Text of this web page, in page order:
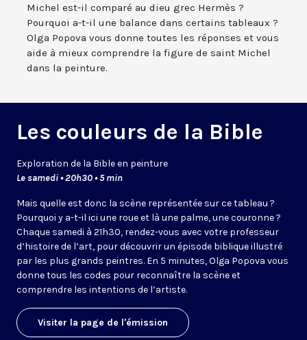
Michel est-il comparé au dieu grec Hermès ?
Pourquoi a-t-il une balance dans certains tableaux ?
Olga Popova vous donne toutes les réponses et vous
aide à mieux comprendre la figure de saint Michel
dans la peinture.
Les couleurs de la Bible
Exploration de la Bible en peinture
Le samedi • 20h30 • 5 min
Mais quelle est donc la scène représentée sur ce tableau ?
Pourquoi y a-t-il ici une roue et là une palme, une couronne ?
Chaque samedi à 21h30, rendez-vous avec votre professeur
d’histoire de l’art, pour découvrir un épisode biblique illustré
par les plus grands peintres. En 5 minutes, Olga Popova vous
donne tous les codes pour reconnaître la scène et
comprendre les intentions de l’artiste.
Visiter la page de l'émission